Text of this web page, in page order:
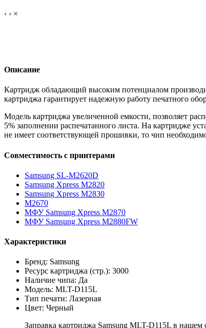
‹ › ×
Описание
Картридж обладающий высоким потенциалом
картриджа гарантирует надежную работу печатного
Модель картриджа увеличенной емкости, позволяет
5% заполнении распечатанного листа. На картридже
не имеет соответствующей прошивки, то чип
Совместимость с принтерами
Samsung SL-M2620D
Samsung Xpress M2820
Samsung Xpress M2830
M2670
МФУ Samsung Xpress M2870
МФУ Samsung Xpress M2880FW
Характеристики
Бренд: Samsung
Ресурс картриджа (стр.): 3000
Наличие чипа: Да
Модель: MLT-D115L
Тип печати: Лазерная
Цвет: Черный
Заправка картриджа Samsung MLT-D115L в нашем